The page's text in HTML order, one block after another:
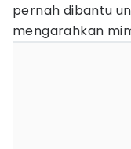
pernah dibantu
mengarahkan